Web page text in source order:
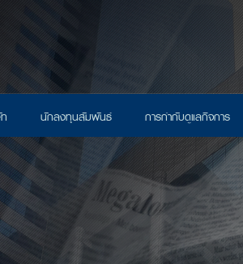
นักลงทุนสัมพันธ์ การกำกับดูแลกิจการ